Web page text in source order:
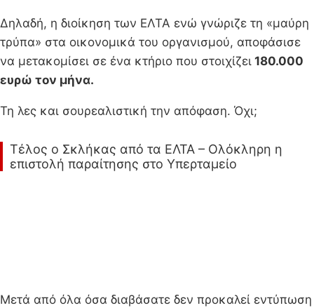
Δηλαδή, η διοίκηση των ΕΛΤΑ ενώ γνώριζε τη «μαύρη
τρύπα» στα οικονομικά του οργανισμού, αποφάσισε
να μετακομίσει σε ένα κτήριο που στοιχίζει 180.000
ευρώ τον μήνα.
Τη λες και σουρεαλιστική την απόφαση. Όχι;
Τέλος ο Σκλήκας από τα ΕΛΤΑ – Ολόκληρη η
επιστολή παραίτησης στο Υπερταμείο
Μετά από όλα όσα διαβάσατε δεν προκαλεί εντύπωση